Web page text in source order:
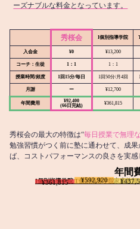
ーズナブルな料金となっています。
秀桜会 I個別指導学院
入会金 ¥0 ¥13,200
コーチ：生徒 1：1 1：1
授業時間/頻度 1回15分/毎日 1回50分/月4回
月謝 ー ¥12,700
年間費用
¥92,400
(66日完結)
¥361,815
秀桜会の最大の特徴は“毎日授業で無理
勉強習慣がつく前に塾に通わせて、成
ば、コストパフォーマンスの良さを実感
年間
I個別指導学院
¥361,815 T個別指導学院
¥592,920 家庭教師